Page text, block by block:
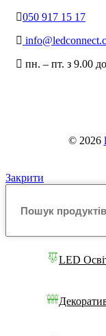
050 917 15 17
пн. – пт. з 9.00
© 2026
Закрити
LED